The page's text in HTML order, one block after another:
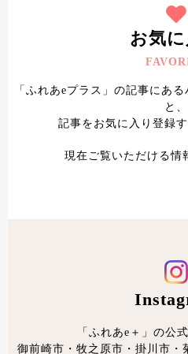
お気に
「ふれあeプラス」の記事にあ
と、
記事をお気に入り登録
現在ご覧いただける情
「ふれあe＋」の公
御前崎市・牧之原市・掛川市・